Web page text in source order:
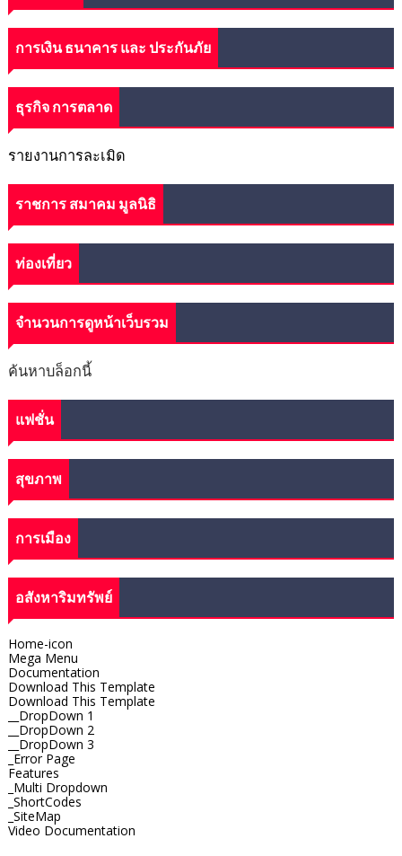
การเงิน ธนาคาร และ ประกันภัย
ธุรกิจ การตลาด
รายงานการละเมิด
ราชการ สมาคม มูลนิธิ
ท่องเที่ยว
จำนวนการดูหน้าเว็บรวม
ค้นหาบล็อกนี้
แฟชั่น
สุขภาพ
การเมือง
อสังหาริมทรัพย์
Home-icon
Mega Menu
Documentation
Download This Template
Download This Template
__DropDown 1
__DropDown 2
__DropDown 3
_Error Page
Features
_Multi Dropdown
_ShortCodes
_SiteMap
Video Documentation